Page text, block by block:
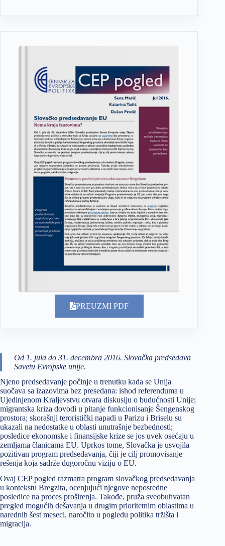
Od 1. jula do 31. decembra 2016. Slovačka predsedava
Savetu Evropske unije.
Njeno predsedavanje počinje u trenutku kada se Unija
suočava sa izazovima bez presedana: ishod referenduma u
Ujedinjenom Kraljevstvu otvara diskusiju o budućnosti Unije;
migrantska kriza dovodi u pitanje funkcionisanje Šengenskog
prostora; skorašnji teroristički napadi u Parizu i Briselu su
ukazali na nedostatke u oblasti unutrašnje bezbednosti;
posledice ekonomske i finansijske krize se jos uvek osećaju u
zemljama članicama EU. Uprkos tome, Slovačka je usvojila
pozitivan program predsedavanja, čiji je cilj promovisanje
rešenja koja sadrže dugoročnu viziju o EU.
Ovaj CEP pogled razmatra program slovačkog predsedavanja
u kontekstu Bregzita, ocenjujući njegove neposredne
posledice na proces proširenja. Takođe, pruža sveobuhvatan
pregled mogućih dešavanja u drugim prioritetnim oblastima u
narednih šest meseci, naročito u pogledu politika tržišta i
migracija.
PREUZMI PDF